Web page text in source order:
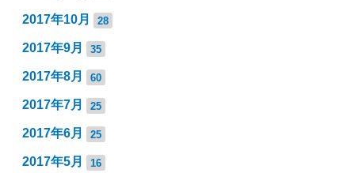
2017年10月 28
2017年9月 35
2017年8月 60
2017年7月 25
2017年6月 25
2017年5月 16